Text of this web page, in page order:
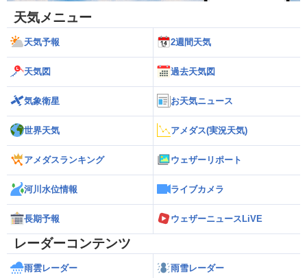
天気メニュー
天気予報 2週間天気
天気図 過去天気図
気象衛星 お天気ニュース
世界天気 アメダス(実況天気)
アメダスランキング ウェザーリポート
河川水位情報 ライブカメラ
長期予報 ウェザーニュースLiVE
レーダーコンテンツ
雨雲レーダー 雨雪レーダー